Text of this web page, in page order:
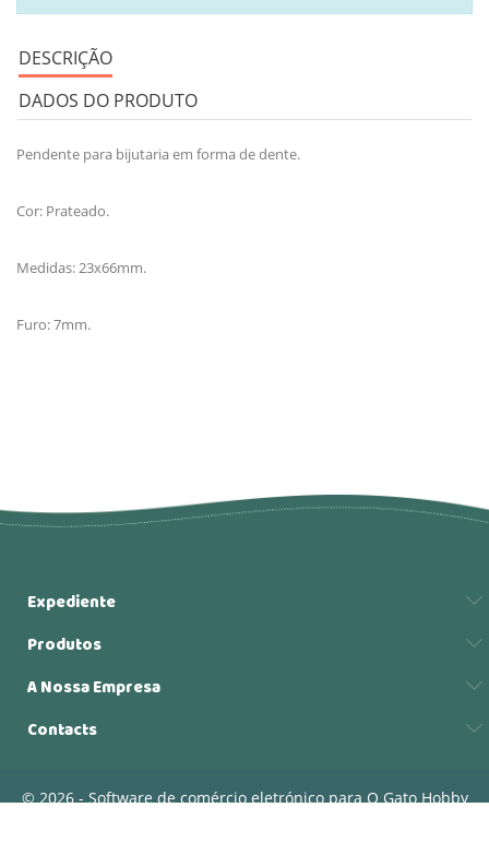
DESCRIÇÃO
DADOS DO PRODUTO
Pendente para bijutaria em forma de dente.
Cor: Prateado.
Medidas: 23x66mm.
Furo: 7mm.
Expediente
Produtos
A Nossa Empresa
Contacts
© 2026 - Software de comércio eletrónico para O Gato Hobby